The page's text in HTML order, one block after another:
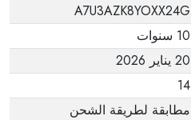
A7U3AZK8YOXX24G
10 سنوات
20 يناير 2026
14
مطابقة لطريقة الشحن